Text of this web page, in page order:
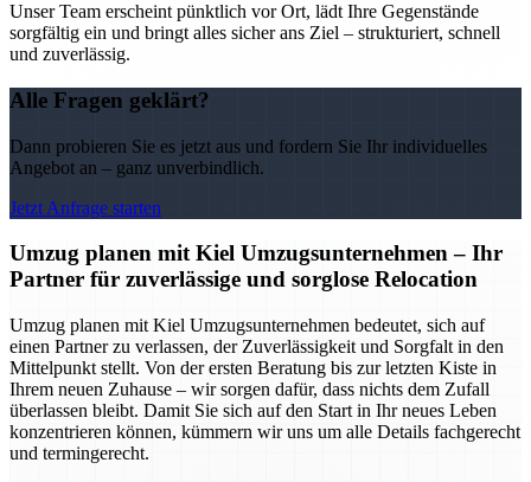
Unser Team erscheint pünktlich vor Ort, lädt Ihre Gegenstände
sorgfältig ein und bringt alles sicher ans Ziel – strukturiert, schnell
und zuverlässig.
Alle Fragen geklärt?
Dann probieren Sie es jetzt aus und fordern Sie Ihr individuelles
Angebot an – ganz unverbindlich.
Jetzt Anfrage starten
Umzug planen mit Kiel Umzugsunternehmen – Ihr
Partner für zuverlässige und sorglose Relocation
Umzug planen mit Kiel Umzugsunternehmen bedeutet, sich auf
einen Partner zu verlassen, der Zuverlässigkeit und Sorgfalt in den
Mittelpunkt stellt. Von der ersten Beratung bis zur letzten Kiste in
Ihrem neuen Zuhause – wir sorgen dafür, dass nichts dem Zufall
überlassen bleibt. Damit Sie sich auf den Start in Ihr neues Leben
konzentrieren können, kümmern wir uns um alle Details fachgerecht
und termingerecht.